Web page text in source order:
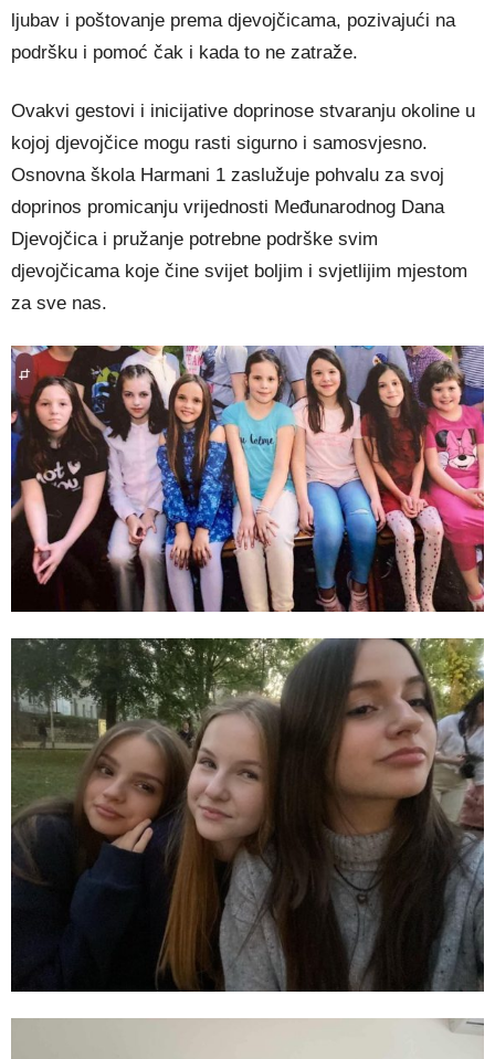
ljubav i poštovanje prema djevojčicama, pozivajući na
podršku i pomoć čak i kada to ne zatraže.
Ovakvi gestovi i inicijative doprinose stvaranju okoline u
kojoj djevojčice mogu rasti sigurno i samosvjesno.
Osnovna škola Harmani 1 zaslužuje pohvalu za svoj
doprinos promicanju vrijednosti Međunarodnog Dana
Djevojčica i pružanje potrebne podrške svim
djevojčicama koje čine svijet boljim i svjetlijim mjestom
za sve nas.